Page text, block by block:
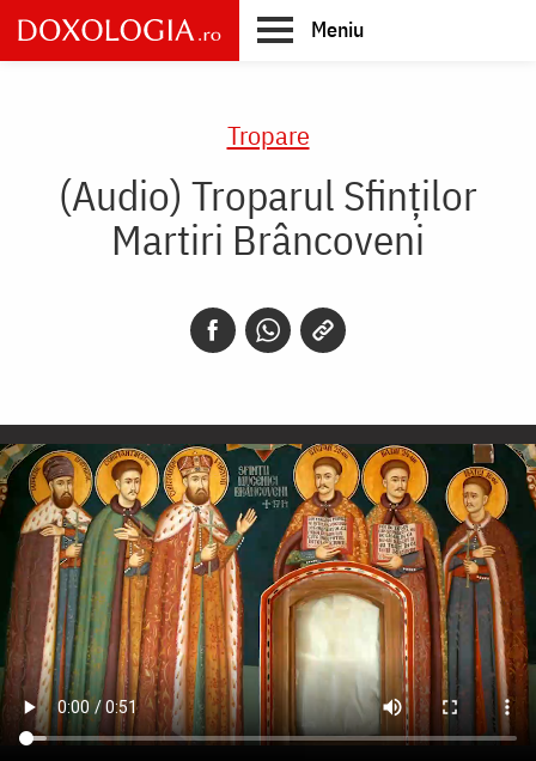
Skip
to
main
Meniu
Tropare
(Audio) Troparul Sfinților
Martiri Brâncoveni